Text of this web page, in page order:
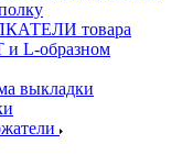
товара
и L-образном
выкладки